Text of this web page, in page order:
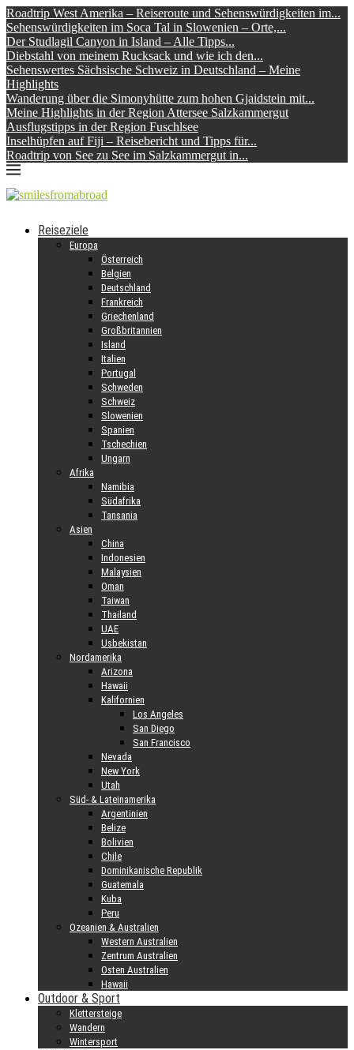
Roadtrip West Amerika – Reiseroute und Sehenswürdigkeiten im...
Sehenswürdigkeiten im Soca Tal in Slowenien – Orte,...
Der Studlagil Canyon in Island – Alle Tipps...
Diebstahl von meinem Rucksack und wie ich den...
Sehenswertes Sächsische Schweiz in Deutschland – Meine
Highlights
Wanderung über die Simonyhütte zum hohen Gjaidstein mit...
Meine Highlights in der Region Attersee Salzkammergut
Ausflugstipps in der Region Fuschlsee
Inselhüpfen auf Fiji – Reisebericht und Tipps für...
Roadtrip von See zu See im Salzkammergut in...
Reiseziele
Europa
Österreich
Belgien
Deutschland
Frankreich
Griechenland
Großbritannien
Island
Italien
Portugal
Schweden
Schweiz
Slowenien
Spanien
Tschechien
Ungarn
Afrika
Namibia
Südafrika
Tansania
Asien
China
Indonesien
Malaysien
Oman
Taiwan
Thailand
UAE
Usbekistan
Nordamerika
Arizona
Hawaii
Kalifornien
Los Angeles
San Diego
San Francisco
Nevada
New York
Utah
Süd- & Lateinamerika
Argentinien
Belize
Bolivien
Chile
Dominikanische Republik
Guatemala
Kuba
Peru
Ozeanien & Australien
Western Australien
Zentrum Australien
Osten Australien
Hawaii
Outdoor & Sport
Klettersteige
Wandern
Wintersport